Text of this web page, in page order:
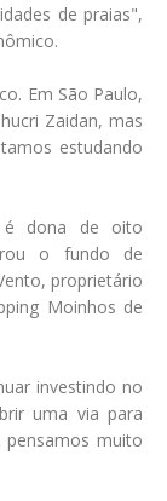
de praias",
Em São Paulo,
Zaidan, mas
estudando
é dona de oito
o fundo de
proprietário
Moinhos de
investindo no
uma via para
muito